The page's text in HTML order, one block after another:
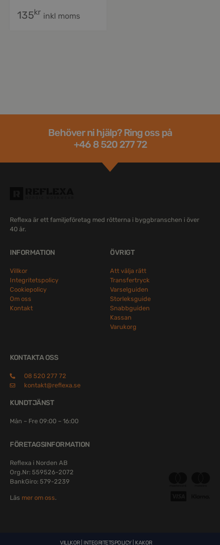
135kr inkl moms
Behöver ni hjälp? Ring oss på
+46 8 520 277 72
Reflexa är ett familjeföretag med rötterna i byggbranschen i över
40 år.
INFORMATION
Villkor
Integritetspolicy
Cookiepolicy
Om oss
Kontakt
ÖVRIGT
Att välja rätt
Transfertryck
Varselguiden
Storleksguide
Snabbguiden
Kassan
Varukorg
KONTAKTA OSS
08 520 277 72
kontakt@reflexa.se
KUNDTJÄNST
Mån – Fre 09:00 – 16:00
FÖRETAGSINFORMATION
Reflexa i Norden AB
Org.Nr: 559526-2072
BankGiro: 579-2239
Läs mer om oss.
VILLKOR| INTEGRITETSPOLICY| KAKOR